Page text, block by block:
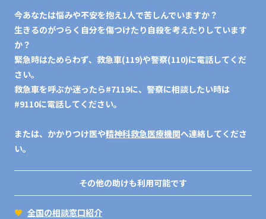
今あなたは悩みや不安を抱え1人で苦しんでいますか？
生きるのがつらく自分を傷つけたり自殺を考えたりしています
か？
緊急時はためらわず、救急車(119)や警察(110)に電話してくだ
さい。
救急車を呼ぶか迷ったら#7119に、警察に相談したい時は
#9110に電話してください。
または、かかりつけ医や精神科救急医療機関へ連絡してくださ
い。
その他の助けも利用可能です
♥ 全国の相談窓口紹介